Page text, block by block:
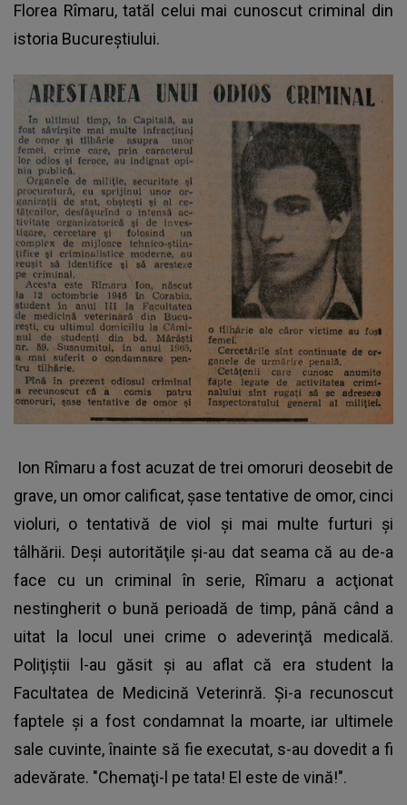
Florea Rîmaru, tatăl celui mai cunoscut criminal din
istoria Bucureştiului.
Ion Rîmaru a fost acuzat de trei omoruri deosebit de
grave, un omor calificat, şase tentative de omor, cinci
violuri, o tentativă de viol şi mai multe furturi şi
tâlhării. Deşi autorităţile şi-au dat seama că au de-a
face cu un criminal în serie, Rîmaru a acţionat
nestingherit o bună perioadă de timp, până când a
uitat la locul unei crime o adeverinţă medicală.
Poliţiştii l-au găsit şi au aflat că era student la
Facultatea de Medicină Veterinră. Şi-a recunoscut
faptele şi a fost condamnat la moarte, iar ultimele
sale cuvinte, înainte să fie executat, s-au dovedit a fi
adevărate. "Chemaţi-l pe tata! El este de vină!".